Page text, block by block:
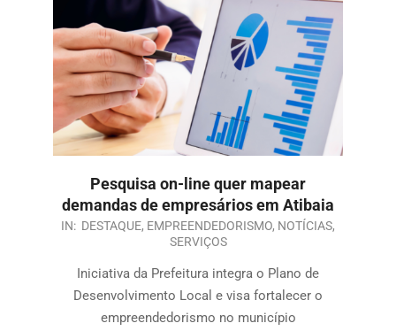
Pesquisa on-line quer mapear
demandas de empresários em Atibaia
IN: DESTAQUE, EMPREENDEDORISMO, NOTÍCIAS,
SERVIÇOS
Iniciativa da Prefeitura integra o Plano de
Desenvolvimento Local e visa fortalecer o
empreendedorismo no município